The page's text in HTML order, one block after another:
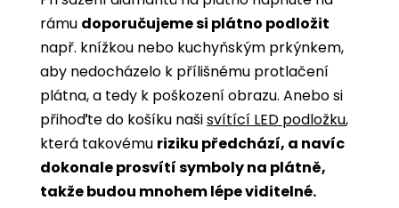
rámu doporučujeme si plátno podložit
např. knížkou nebo kuchyňským prkýnkem,
aby nedocházelo k přílišnému protlačení
plátna, a tedy k poškození obrazu. Anebo si
přihoďte do košíku našisvítící LED podložku,
která takovému riziku předchází, a navíc
dokonale prosvítí symboly na plátně,
takže budou mnohem lépe viditelné.